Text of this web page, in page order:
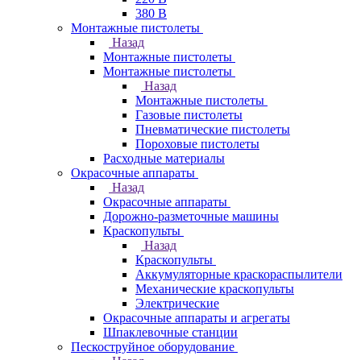
380 В
Монтажные пистолеты
Назад
Монтажные пистолеты
Монтажные пистолеты
Назад
Монтажные пистолеты
Газовые пистолеты
Пневматические пистолеты
Пороховые пистолеты
Расходные материалы
Окрасочные аппараты
Назад
Окрасочные аппараты
Дорожно-разметочные машины
Краскопульты
Назад
Краскопульты
Аккумуляторные краскораспылители
Механические краскопульты
Электрические
Окрасочные аппараты и агрегаты
Шпаклевочные станции
Пескоструйное оборудование